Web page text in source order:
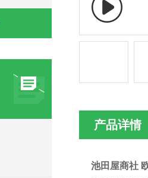
产品详情
池田屋商社